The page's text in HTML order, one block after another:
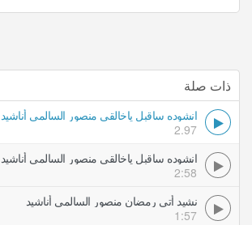
ذات صلة
انشوده ساقبل ياخالقي منصور السالمي أناشيد
2.97
انشوده ساقبل ياخالقي منصور السالمي أناشيد
2:58
نشيد أتى رمضان منصور السالمي أناشيد
1:57